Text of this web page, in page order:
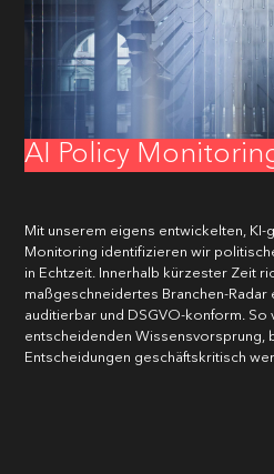
AI Policy
Mit unserem eigens entwickelten,
Monitoring identifizieren wir
in Echtzeit. Innerhalb kürzester Zeit
maßgeschneidertes Branchen-Radar
auditierbar und DSGVO-konform. So
entscheidenden Wissensvorsprung,
Entscheidungen geschäftskritisch